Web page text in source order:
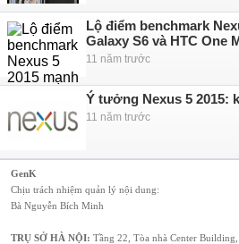
Lộ điểm benchmark
Galaxy S6 và HTC One
11 năm trước
Ý tưởng Nexus 5 2015:
11 năm trước
GenK
Chịu trách nhiệm quản lý nội dung:
Bà Nguyễn Bích Minh
TRỤ SỞ HÀ NỘI: Tầng 22, Tòa nhà Center